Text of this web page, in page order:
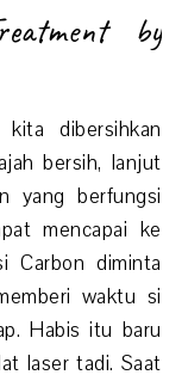
by
dibersihkan
bersih, lanjut
yang berfungsi
mencapai ke
Carbon diminta
waktu si
Habis itu baru
laser tadi. Saat